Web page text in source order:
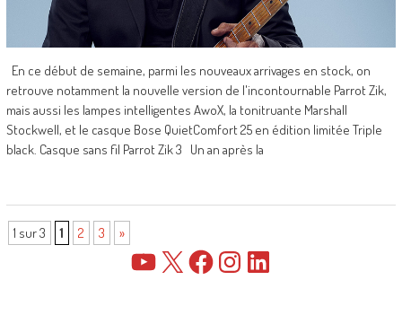
En ce début de semaine, parmi les nouveaux arrivages en stock, on
retrouve notamment la nouvelle version de l'incontournable Parrot Zik,
mais aussi les lampes intelligentes AwoX, la tonitruante Marshall
Stockwell, et le casque Bose QuietComfort 25 en édition limitée Triple
black. Casque sans fil Parrot Zik 3 Un an après la
1 sur 3 1 2 3 »
YouTube FacebookInstagramLinkedIn